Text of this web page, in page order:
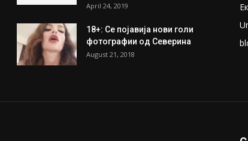
April 24, 2019
18+: Се појавија нови голи
фотографии од Северина
August 21, 2018